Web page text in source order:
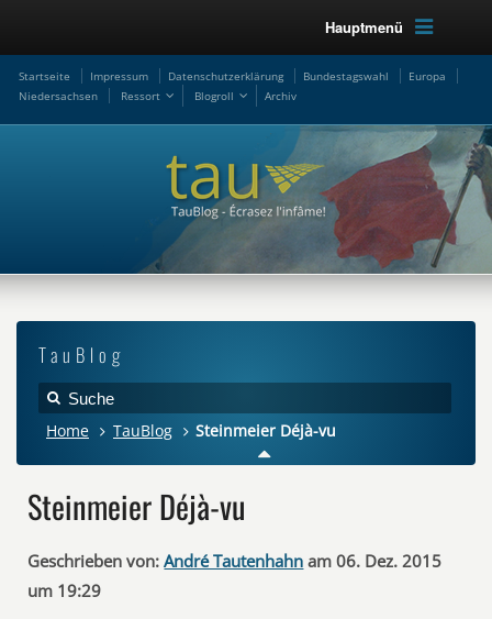
Hauptmenü
Startseite Impressum Datenschutzerklärung Bundestagswahl
Europa
Niedersachsen
Ressort Blogroll Archiv
TauBlog
Home TauBlog Steinmeier Déjà-vu
Steinmeier Déjà-vu
Geschrieben von: André Tautenhahn am 06. Dez. 2015
um 19:29